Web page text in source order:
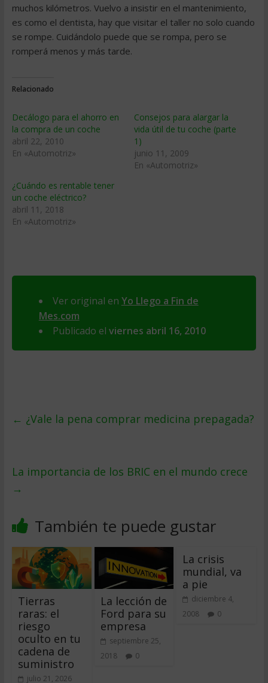
muchos kilómetros. Vuelvo a insistir en el mantenimiento,
es como el dentista, hay que visitar el taller no solo cuando
se rompe. Cuidándolo puede que se rompa, pero se
romperá menos y más tarde.
Relacionado
Decálogo para el ahorro en
la compra de un coche
abril 22, 2010
En «Automotriz»
Consejos para alargar la
vida útil de tu coche (parte
1)
junio 11, 2009
En «Automotriz»
¿Cuándo es rentable tener
un coche eléctrico?
abril 11, 2018
En «Automotriz»
Ver original en Yo Llego a Fin de
Mes.com
Publicado el viernes abril 16, 2010
← ¿Vale la pena comprar medicina prepagada?
La importancia de los BRIC en el mundo crece
→
También te puede gustar
Tierras
raras: el
riesgo
oculto en tu
cadena de
suministro
julio 21, 2026
La lección de
Ford para su
empresa
septiembre 25,
2018
0
La crisis
mundial, va
a pie
diciembre 4,
2008
0